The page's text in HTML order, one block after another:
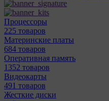
Процессоры
225 товаров
Материнcкие платы
684 товаров
Оперативная память
1352 товаров
Видеокарты
491 товаров
Жесткие диски